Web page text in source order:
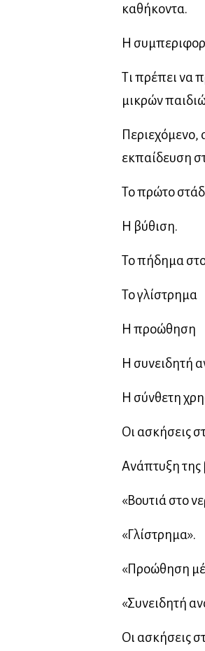
καθήκοντα.
Η
Τι πρέπει να
μικρών
Περιεχόμενο,
εκπαίδευση
Το πρώτο
Η βύθιση.
Το πήδημα
Το γλίστρημα
Η προώθηση
Η συνειδητή
Η σύνθετη
Οι ασκήσεις
Ανάπτυξη της
«Βουτιά στο
«Γλίστρημα».
«Προώθηση
«Συνειδητή
Οι ασκήσεις